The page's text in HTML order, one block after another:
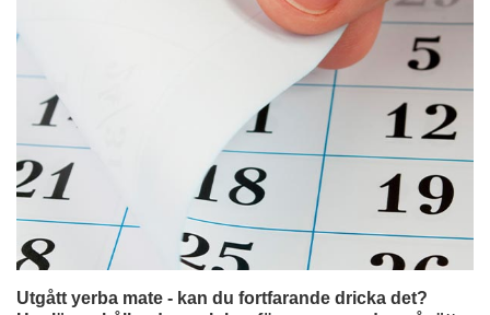
Utgått yerba mate - kan du fortfarande dricka det?
Hur länge håller den och hur förvarar man den på rätt
sätt?
Om det finns ett oöppnat paket yerba mate längst bak i
ensam! Många undrar: är det okej att dricka mate-te som